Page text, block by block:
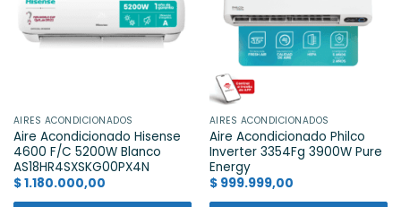
AIRES ACONDICIONADOS
Aire Acondicionado Hisense
4600 F/C 5200W Blanco
AS18HR4SXSKG00PX4N
$1.180.000,00
AIRES ACONDICIONADOS
Aire Acondicionado Philco
Inverter 3354Fg 3900W Pure
Energy
$999.999,00